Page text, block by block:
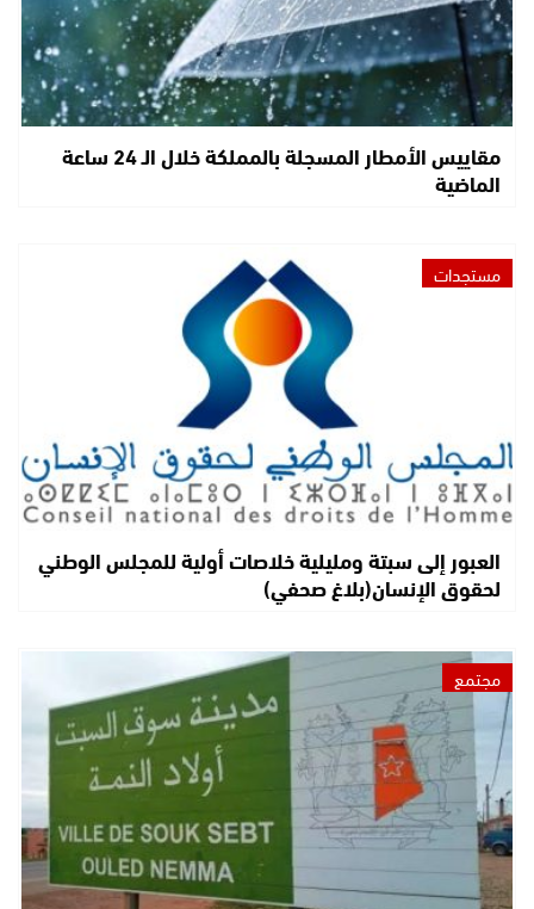
مقاييس الأمطار المسجلة بالمملكة خلال الـ 24 ساعة
الماضية
مستجدات
العبور إلى سبتة ومليلية خلاصات أولية للمجلس الوطني
لحقوق الإنسان(بلاغ صحفي)
مجتمع